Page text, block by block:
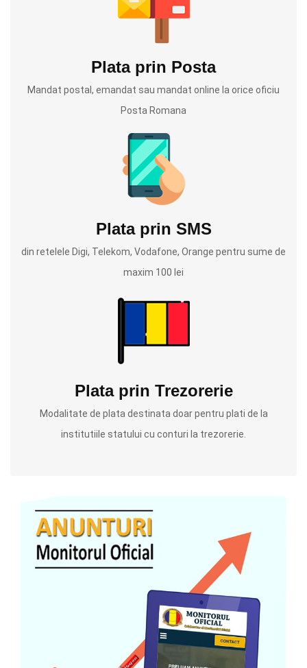
Plata prin Posta
Mandat postal, emandat sau mandat online la orice oficiu
Posta Romana
Plata prin SMS
din retelele Digi, Telekom, Vodafone, Orange pentru sume de
maxim 100 lei
Plata prin Trezorerie
Modalitate de plata destinata doar pentru plati de la
institutiile statului cu conturi la trezorerie.